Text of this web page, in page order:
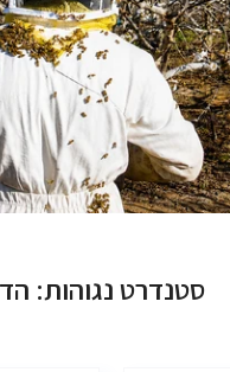
סטנדרט נגוהות: